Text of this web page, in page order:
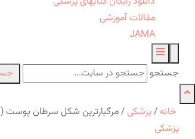
مقالات آموزشی
JAMA
جستجو
خانه /پزشکی /مرگبارترین شکل سرطان پوست
پزشکی